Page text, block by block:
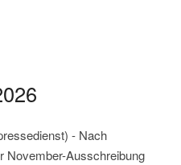
- Nach
November-Ausschreibung